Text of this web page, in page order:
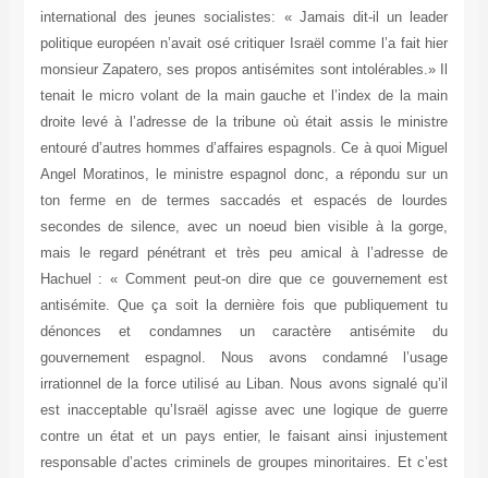
international des jeunes socialistes: « Jamais dit-il un leader
politique européen n’avait osé critiquer Israël comme l’a fait hier
monsieur Zapatero, ses propos antisémites sont intolérables.» Il
tenait le micro volant de la main gauche et l’index de la main
droite levé à l’adresse de la tribune où était assis le ministre
entouré d’autres hommes d’affaires espagnols. Ce à quoi Miguel
Angel Moratinos, le ministre espagnol donc, a répondu sur un
ton ferme en de termes saccadés et espacés de lourdes
secondes de silence, avec un noeud bien visible à la gorge,
mais le regard pénétrant et très peu amical à l’adresse de
Hachuel : « Comment peut-on dire que ce gouvernement est
antisémite. Que ça soit la dernière fois que publiquement tu
dénonces et condamnes un caractère antisémite du
gouvernement espagnol. Nous avons condamné l’usage
irrationnel de la force utilisé au Liban. Nous avons signalé qu’il
est inacceptable qu’Israël agisse avec une logique de guerre
contre un état et un pays entier, le faisant ainsi injustement
responsable d’actes criminels de groupes minoritaires. Et c’est